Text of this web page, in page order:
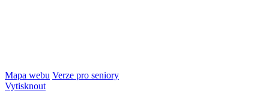
Mapa webu Verze pro seniory
Vytisknout